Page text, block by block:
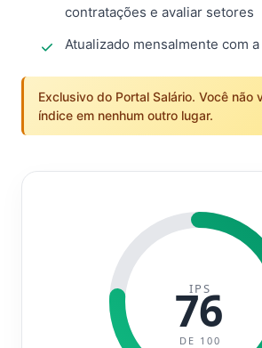
contratações e avaliar setores
Atualizado mensalmente com a
Exclusivo do Portal Salário. Você não
índice em nenhum outro lugar.
IPS
76
DE 100